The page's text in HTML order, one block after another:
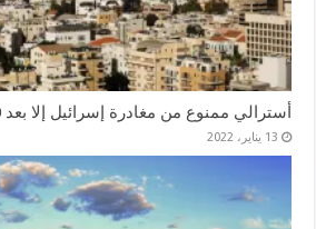
أسترالي ممنوع من مغادرة إسرائيل إلا بعد 8000 عام !
13 يناير، 2022